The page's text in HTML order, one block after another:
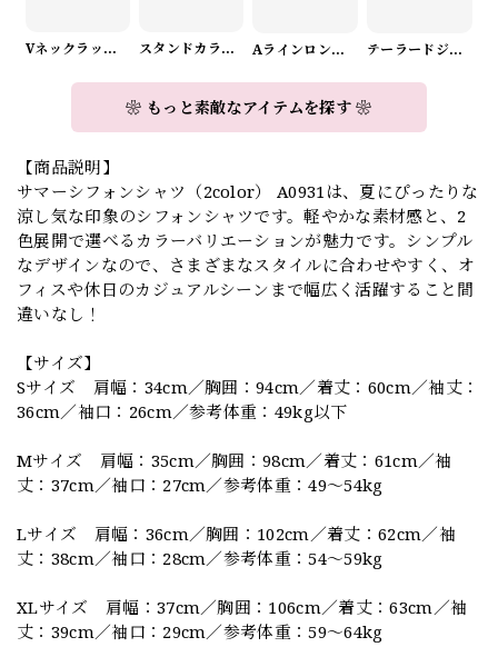
Vネックラップデザインニット（3color） A1008 スタンドカラーロングスリーブリボンブラウス（3color） A1126 Aラインロングワンピース（2color） A0908 テーラードジャケット＆ワイドパンツスーツwithスカーフ A0987
❀ もっと素敵なアイテムを探す ❀
【商品説明】
サマーシフォンシャツ（2color） A0931は、夏にぴったりな
涼し気な印象のシフォンシャツです。軽やかな素材感と、2
色展開で選べるカラーバリエーションが魅力です。シンプル
なデザインなので、さまざまなスタイルに合わせやすく、オ
フィスや休日のカジュアルシーンまで幅広く活躍すること間
違いなし！
【サイズ】
Sサイズ 肩幅：34cm／胸囲：94cm／着丈：60cm／袖丈：
36cm／袖口：26cm／参考体重：49kg以下
Mサイズ 肩幅：35cm／胸囲：98cm／着丈：61cm／袖
丈：37cm／袖口：27cm／参考体重：49～54kg
Lサイズ 肩幅：36cm／胸囲：102cm／着丈：62cm／袖
丈：38cm／袖口：28cm／参考体重：54～59kg
XLサイズ 肩幅：37cm／胸囲：106cm／着丈：63cm／袖
丈：39cm／袖口：29cm／参考体重：59～64kg